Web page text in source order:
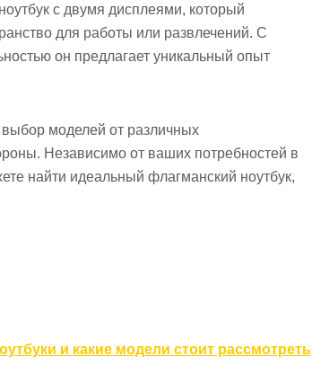
с двумя дисплеями, который
для работы или развлечений. С
он предлагает уникальный опыт
моделей от различных
Независимо от ваших потребностей в
найти идеальный флагманский ноутбук,
и какие модели стоит рассмотреть